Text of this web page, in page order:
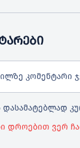
კომენტარი
დასამატებლად
დროებით ვერ